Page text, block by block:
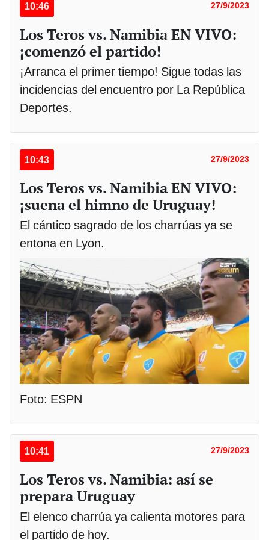
10:46 27/9/2023
Los Teros vs. Namibia EN VIVO:
¡comenzó el partido!
¡Arranca el primer tiempo! Sigue todas las
incidencias del encuentro por La República
Deportes.
10:43 27/9/2023
Los Teros vs. Namibia EN VIVO:
¡suena el himno de Uruguay!
El cántico sagrado de los charrúas ya se
entona en Lyon.
Foto: ESPN
10:41 27/9/2023
Los Teros vs. Namibia: así se
prepara Uruguay
El elenco charrúa ya calienta motores para
el partido de hoy.